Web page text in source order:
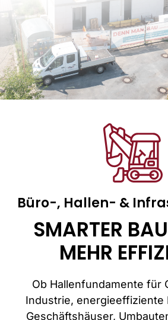
Büro-, Hallen- &
SMARTER
MEHR
Ob Hallenfundamente für
Industrie, energieeffiziente
Geschäftshäuser,